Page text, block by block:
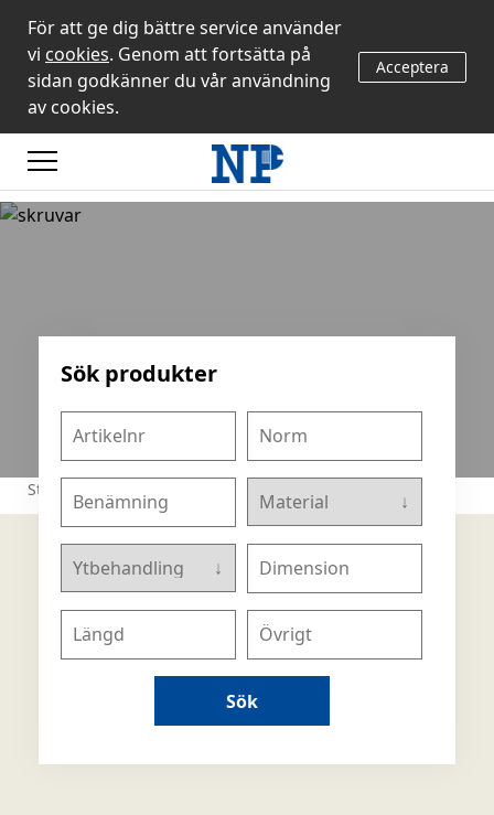
För att ge dig bättre service använder
vi cookies. Genom att fortsätta på
sidan godkänner du vår användning
av cookies.
Acceptera
Sök produkter
Sök
Start